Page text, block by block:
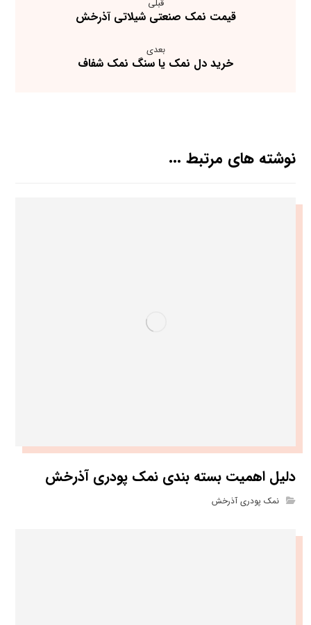
قبلی
قیمت نمک صنعتی شیلاتی آذرخش
بعدی
خرید دل نمک یا سنگ نمک شفاف
نوشته های مرتبط ...
دلیل اهمیت بسته بندی نمک پودری آذرخش
نمک پودری آذرخش